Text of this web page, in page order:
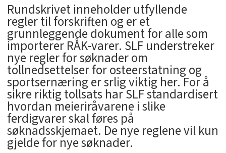
Rundskrivet inneholder utfyllende
regler til forskriften og er et
grunnleggende dokument for alle som
importerer RÅK-varer. SLF understreker
nye regler for søknader om
tollnedsettelser for osteerstatning og
sportsernæring er srlig viktig her. For å
sikre riktig tollsats har SLF standardisert
hvordan meieriråvarene i slike
ferdigvarer skal føres på
søknadsskjemaet. De nye reglene vil kun
gjelde for nye søknader.